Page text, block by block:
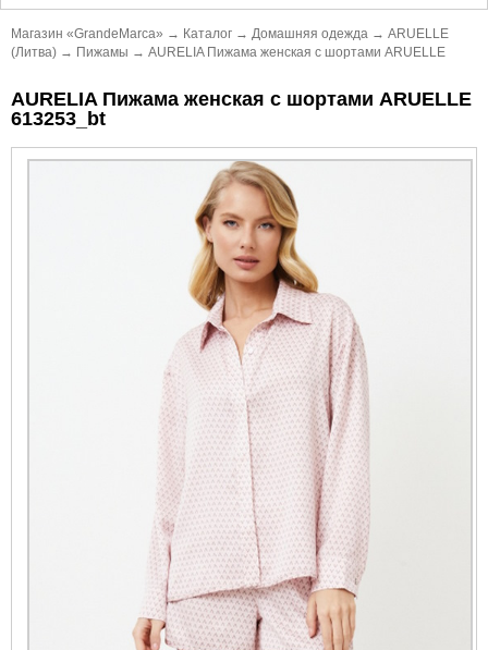
Магазин «GrandeMarca» → Каталог → Домашняя одежда → ARUELLE
(Литва) → Пижамы → AURELIA Пижама женская с шортами ARUELLE
AURELIA Пижама женская с шортами ARUELLE
613253_bt